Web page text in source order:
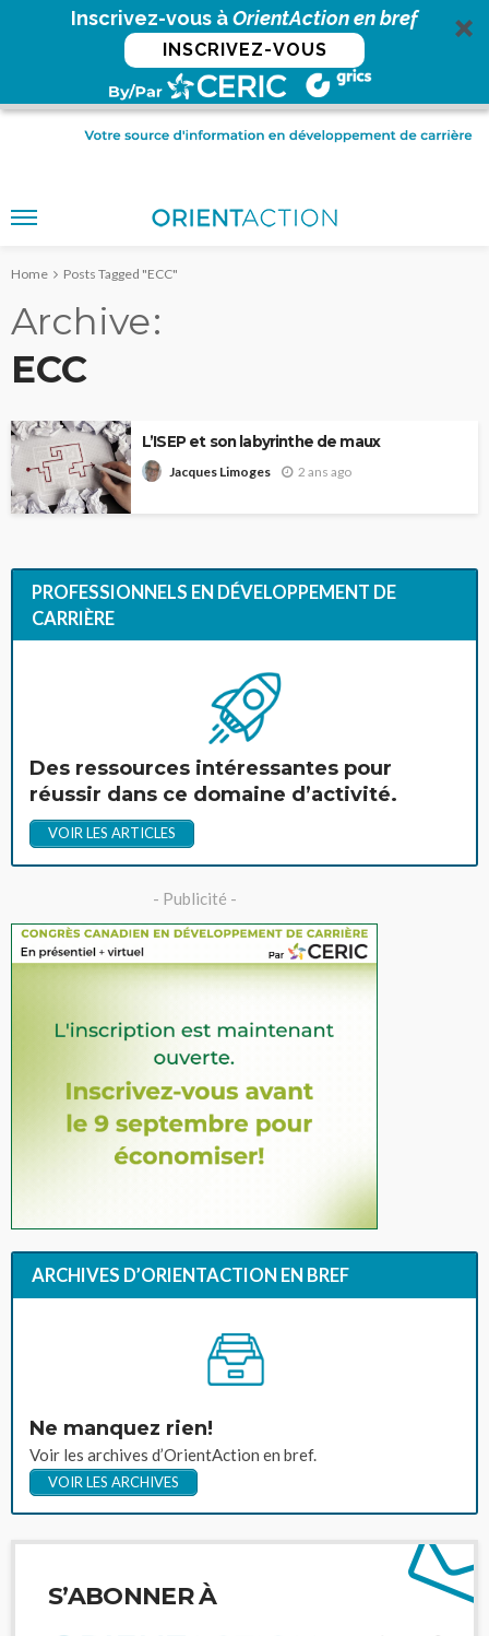
Inscrivez-vous àOrientAction en bref
INSCRIVEZ-VOUS
Home Posts Tagged "ECC"
Archive
ECC
L’ISEP et son labyrinthe de maux
Jacques Limoges 2 ans ago
PROFESSIONNELS EN DÉVELOPPEMENT DE
CARRIÈRE
Des ressources intéressantes pour
réussir dans ce domaine d’activité.
VOIR LES ARTICLES
- Publicité -
ARCHIVES D’ORIENTACTION EN BREF
Ne manquez rien!
Voir les archives d’OrientAction en bref.
VOIR LES ARCHIVES
S’ABONNER À